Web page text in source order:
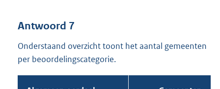
Antwoord 7
Onderstaand overzicht toont het aantal gemeenten
per beoordelingscategorie.